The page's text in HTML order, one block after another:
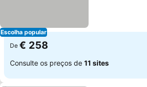
Escolha popular
De € 258
Consulte os preços de 11 sites